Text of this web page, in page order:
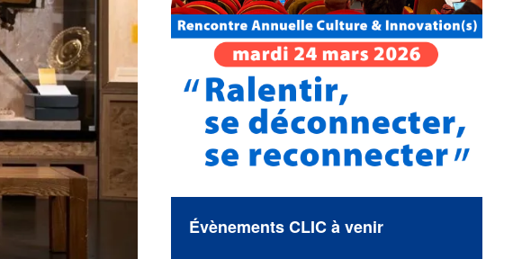
Évènements CLIC à venir